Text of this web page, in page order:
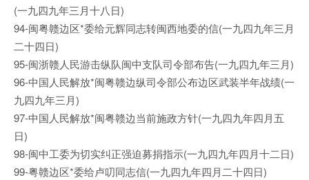
(一九四九年三月十八日)
94-闽粤赣边区*委给元辉同志转闽西地委的信(一九四九年三月
二十四日)
95-闽浙赣人民游击纵队闽中支队司令部布告(一九四九年三月)
96-中国人民解放*闽粤赣边纵司令部公布边区武装半年战绩(一
九四九年三月)
97-中国人民解放*闽粤赣边当前施政方针(一九四九年四月五
日)
98-闽中工委为切实纠正强迫募捐指示(一九四九年四月十二日)
99-粤赣边区*委给卢叨同志信(一九四九年四月二十四日)